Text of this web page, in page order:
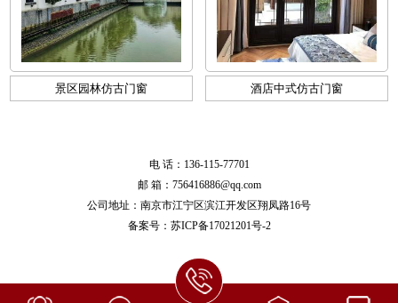
景区园林仿古门窗 酒店中式仿古门窗
电 话：136-115-77701
邮 箱：756416886@qq.com
公司地址：南京市江宁区滨江开发区翔凤路16号
备案号： 苏ICP备17021201号-2